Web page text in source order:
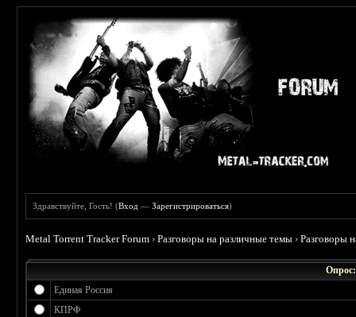
Здравствуйте, Гость! (Вход —Зарегистрироваться)
Metal Torrent Tracker Forum ›Разговоры на различные темы ›Разговоры
Опрос:
Единая Россия
КПРФ